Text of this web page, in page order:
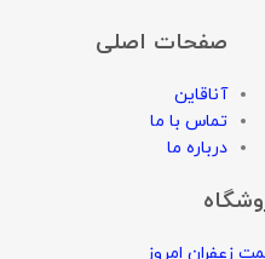
صفحات اصلی
آناقاین
تماس با ما
درباره ما
زعفران امروز